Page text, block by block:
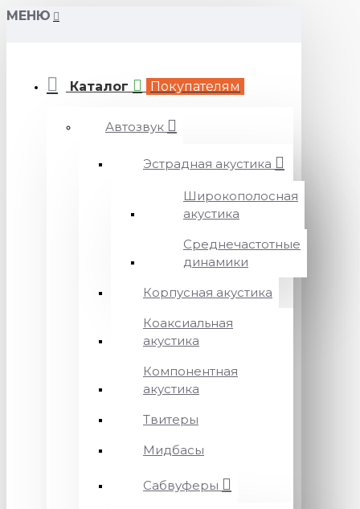
МЕНЮ
Каталог Покупателям
Автозвук
Эстрадная акустика
Широкополосная
акустика
Среднечастотные
динамики
Корпусная акустика
Коаксиальная
акустика
Компонентная
акустика
Твитеры
Мидбасы
Сабвуферы